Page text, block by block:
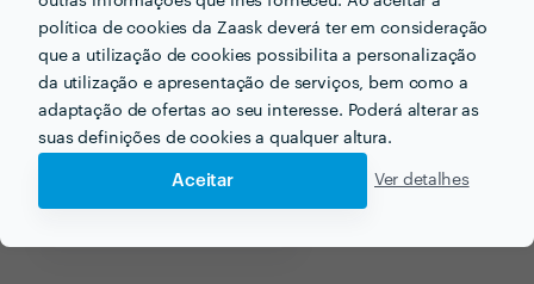
política de cookies da Zaask deverá ter em consideração
que a utilização de cookies possibilita a personalização
da utilização e apresentação de serviços, bem como a
adaptação de ofertas ao seu interesse. Poderá alterar as
suas definições de cookies a qualquer altura.
Aceitar Ver detalhes
Filomena Cabral
Outros serviços proporcionados por Filomena Cabral